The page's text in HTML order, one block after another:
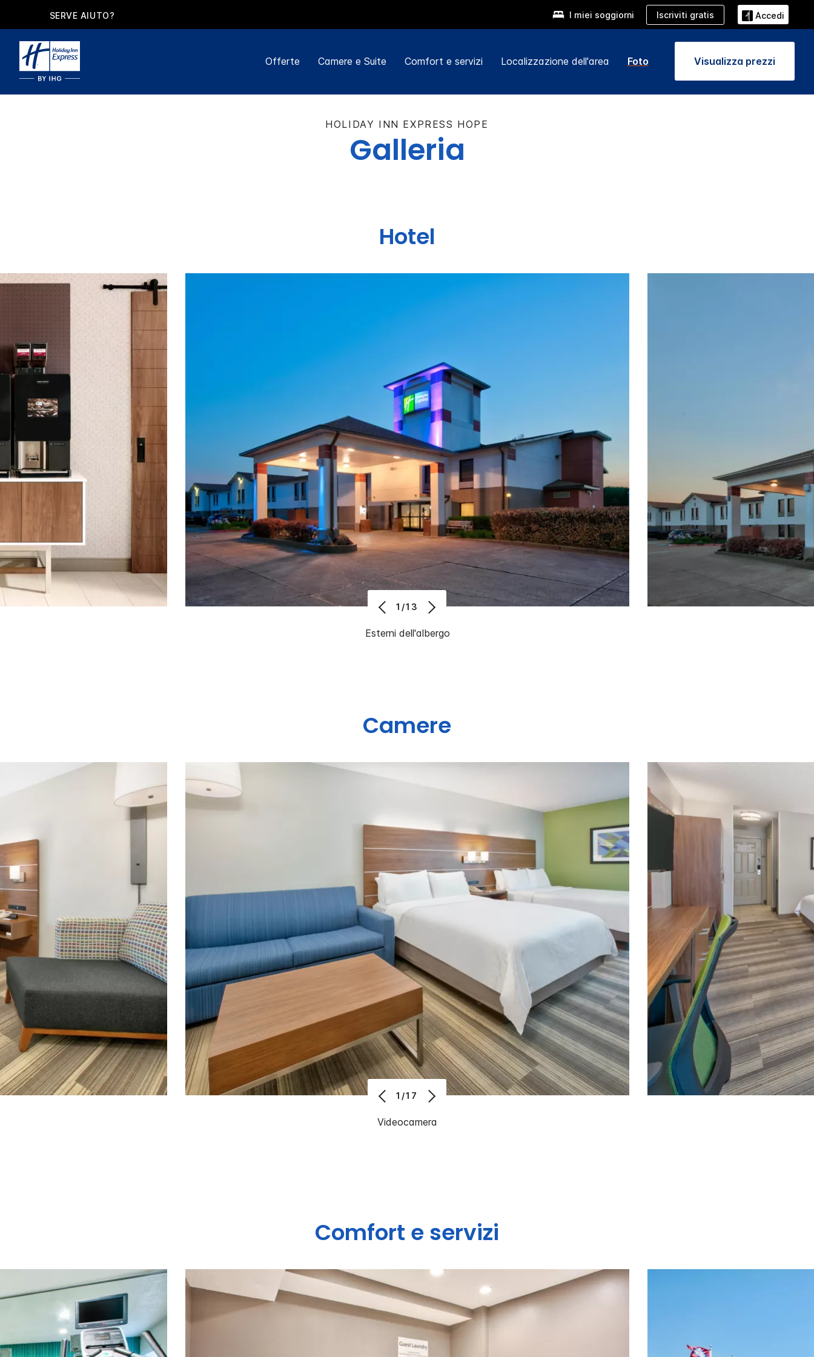
SERVE AIUTO? I miei soggiorni Iscriviti gratis Accedi
Offerte Camere e Suite Comfort e servizi Localizzazione dell'area Foto Visualizza prezzi
HOLIDAY INN EXPRESS HOPE
Galleria
Hotel
Esterni dell'albergo
1/13
Camere
Videocamera
1/17
Comfort e servizi